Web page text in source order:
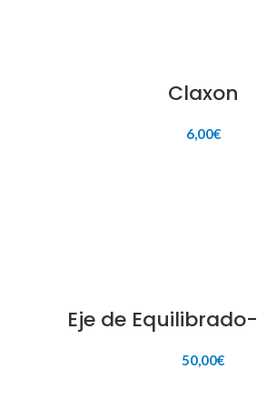
Claxon
6,00€
Eje de
50,00€